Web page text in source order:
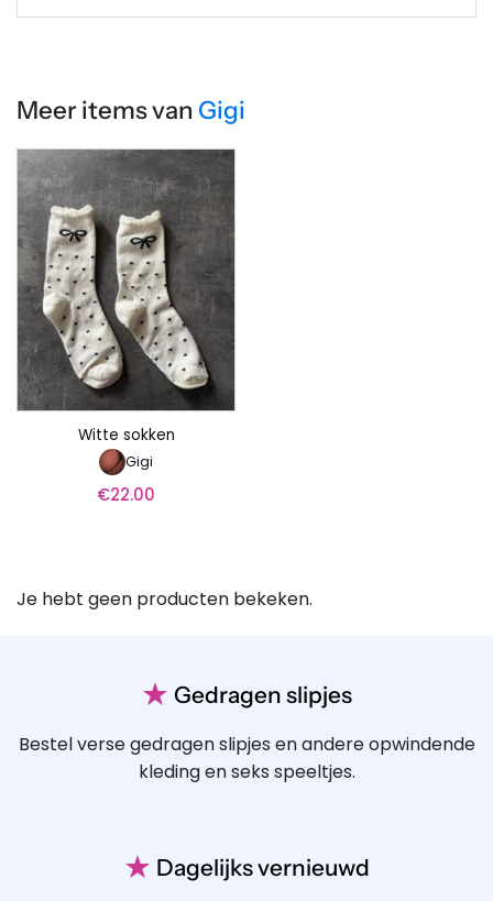
Meer items van Gigi
Witte sokken
Gigi
€22.00
Je hebt geen producten bekeken.
★ Gedragen slipjes
Bestel verse gedragen slipjes en andere opwindende
kleding en seks speeltjes.
★ Dagelijks vernieuwd